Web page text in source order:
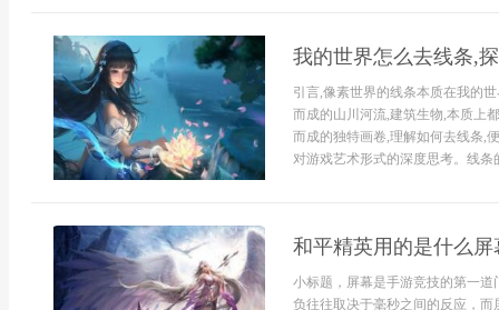
我的世界怎么去线条,
引言,像素世界的线条本质在我的
而成的山川河流,建筑生物,本质上
而成的独特画卷,理解如何去线条,
对游戏艺术形式的深度思考。线
和平精英用的是什么
小标题，屏幕是手游竞技的第一
负往往取决于毫秒之间的反应，